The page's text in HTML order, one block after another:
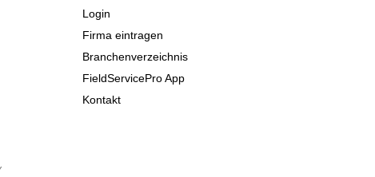
Login
Firma eintragen
Branchenverzeichnis
FieldServicePro App
Kontakt